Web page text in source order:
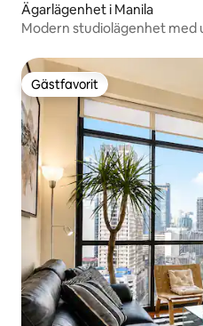
Ägarlägenhet i Manila
Modern studiolägenhet med
Gästfavorit
Gästfavorit